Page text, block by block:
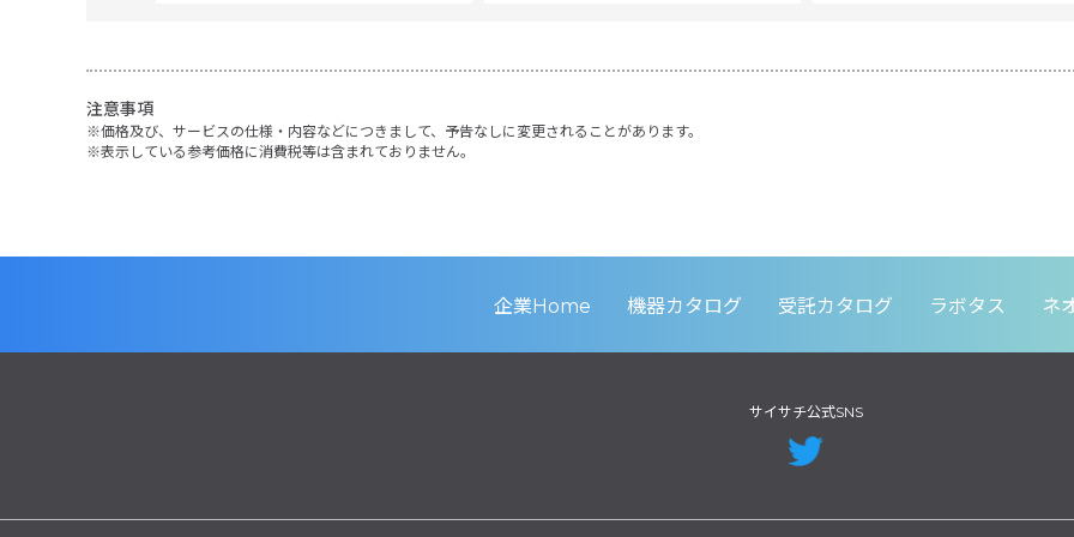
注意事項
価格及び、サービスの仕様・内容などにつきまして、予告なしに変更されることがあります。
表示している参考価格に消費税等は含まれておりません。
企業Home 機器カタログ 受託カタログ ラボタス ネ
サイサチ公式SNS